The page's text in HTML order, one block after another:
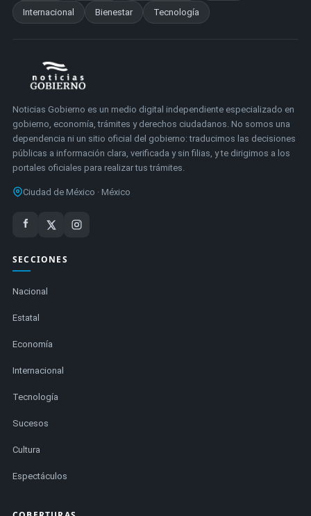
Internacional Bienestar Tecnología
Noticias Gobierno es un medio digital independiente especializado en
gobierno, economía, trámites y derechos ciudadanos. No somos una
dependencia ni un sitio oficial del gobierno: traducimos las decisiones
públicas a información clara, verificada y sin filias, y te dirigimos a los
portales oficiales para realizar tus trámites.
Ciudad de México · México
SECCIONES
Nacional
Estatal
Economía
Internacional
Tecnología
Sucesos
Cultura
Espectáculos